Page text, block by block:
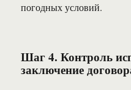
погодных условий.
Шаг 4. Контроль
заключение